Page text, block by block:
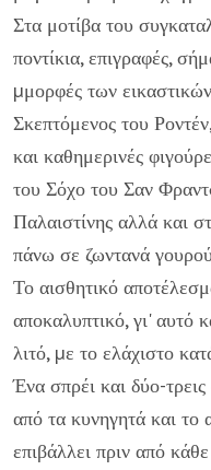
Στα μοτίβα του
ποντίκια, επιγραφές,
µμορφές των
Σκεπτόμενος του
και καθημερινές
του Σόχο του Σαν
Παλαιστίνης αλλά και
πάνω σε ζωντανά
Το αισθητικό
αποκαλυπτικό, γι' αυτό
λιτό, µε το ελάχιστο
Ένα σπρέι και δύο-
από τα κυνηγητά και
επιβάλλει πριν από